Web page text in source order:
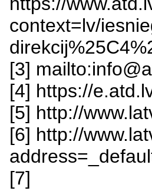
context=lv/
[3]
[4] https://
[5] http://
[6] http://
[7]